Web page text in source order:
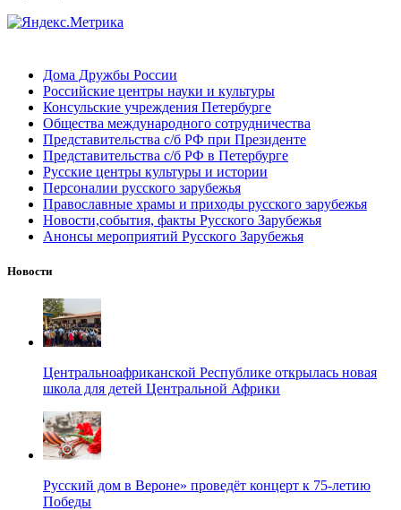
Дома Дружбы России
Российские центры науки и культуры
Консульские учреждения Петербурге
Общества международного сотрудничества
Представительства с/б РФ при Президенте
Представительства с/б РФ в Петербурге
Русские центры культуры и истории
Персоналии русского зарубежья
Православные храмы и приходы русского зарубежья
Новости,события, факты Русского Зарубежья
Анонсы мероприятий Русского Зарубежья
Новости
Центральноафриканской Республике открылась новая
школа для детей Центральной Африки
Русский дом в Вероне» проведёт концерт к 75-летию
Победы